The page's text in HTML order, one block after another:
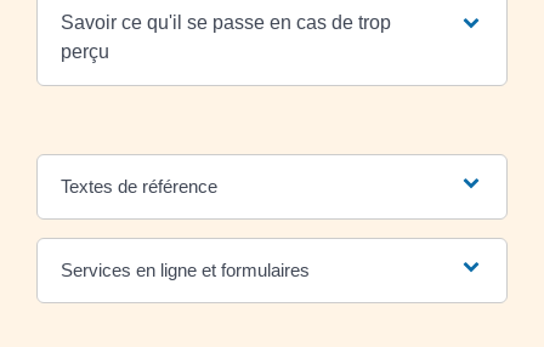
Savoir ce qu'il se passe en cas de trop
perçu
Textes de référence
Services en ligne et formulaires